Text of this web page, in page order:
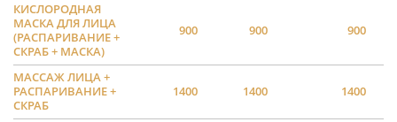
КИСЛОРОДНАЯ
МАСКА ДЛЯ ЛИЦА
(РАСПАРИВАНИЕ +
СКРАБ + МАСКА)
900 900 900
МАССАЖ ЛИЦА +
РАСПАРИВАНИЕ +
СКРАБ
1400 1400 1400